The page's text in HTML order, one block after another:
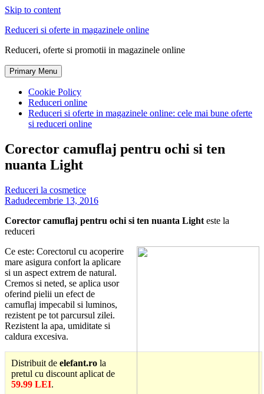
Skip to content
Reduceri si oferte in magazinele online
Reduceri, oferte si promotii in magazinele online
Primary Menu
Cookie Policy
Reduceri online
Reduceri si oferte in magazinele online: cele mai bune oferte
si reduceri online
Corector camuflaj pentru ochi si ten
nuanta Light
Reduceri la cosmetice
Radudecembrie 13, 2016
Corector camuflaj pentru ochi si ten nuanta Light este la
reduceri
Ce este: Corectorul cu acoperire
mare asigura confort la aplicare
si un aspect extrem de natural.
Cremos si neted, se aplica usor
oferind pielii un efect de
camuflaj impecabil si luminos,
rezistent pe tot parcursul zilei.
Rezistent la apa, umiditate si
caldura excesiva.
Distribuit de elefant.ro la
pretul cu discount aplicat de
59.99 LEI.